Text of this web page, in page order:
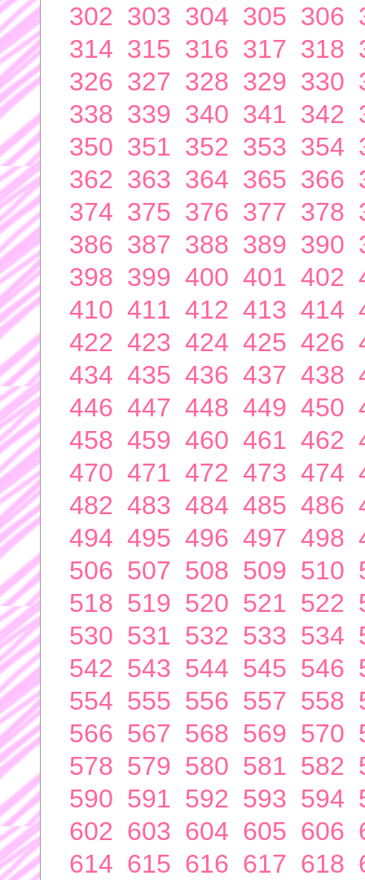
302 303 304 305 306
314 315 316 317 318
326 327 328 329 330
338 339 340 341 342
350 351 352 353 354
362 363 364 365 366
374 375 376 377 378
386 387 388 389 390
398 399 400 401 402
410 411 412 413 414
422 423 424 425 426
434 435 436 437 438
446 447 448 449 450
458 459 460 461 462
470 471 472 473 474
482 483 484 485 486
494 495 496 497 498
506 507 508 509 510
518 519 520 521 522
530 531 532 533 534
542 543 544 545 546
554 555 556 557 558
566 567 568 569 570
578 579 580 581 582
590 591 592 593 594
602 603 604 605 606
614 615 616 617 618